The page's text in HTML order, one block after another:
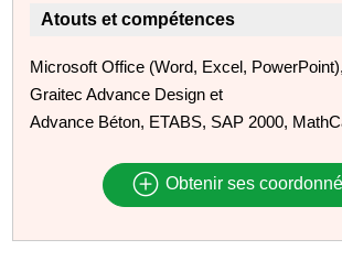
Atouts et compétences
Microsoft Office (Word, Excel,
Graitec Advance Design et
Advance Béton, ETABS, SAP 2000,
Obtenir ses